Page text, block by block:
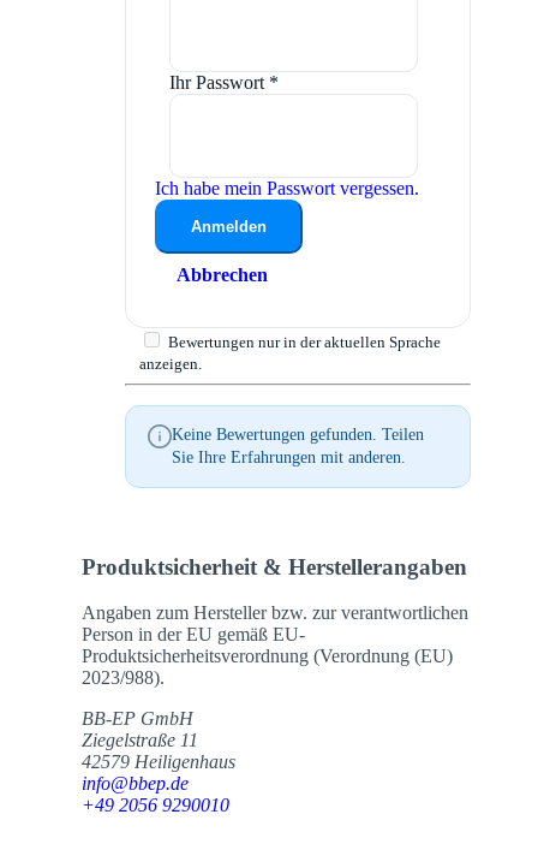
Ihr Passwort *
Ich habe mein Passwort vergessen.
Anmelden
Abbrechen
Bewertungen nur in der aktuellen Sprache
anzeigen.
Keine Bewertungen gefunden. Teilen
Sie Ihre Erfahrungen mit anderen.
Produktsicherheit & Herstellerangaben
Angaben zum Hersteller bzw. zur verantwortlichen
Person in der EU gemäß EU-
Produktsicherheitsverordnung (Verordnung (EU)
2023/988).
BB-EP GmbH
Ziegelstraße 11
42579 Heiligenhaus
info@bbep.de
+49 2056 9290010